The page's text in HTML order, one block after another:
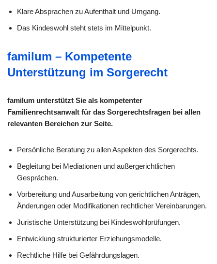
Klare Absprachen zu Aufenthalt und Umgang.
Das Kindeswohl steht stets im Mittelpunkt.
familum – Kompetente
Unterstützung im Sorgerecht
familum unterstützt Sie als kompetenter
Familienrechtsanwalt für das Sorgerechtsfragen bei allen
relevanten Bereichen zur Seite.
Persönliche Beratung zu allen Aspekten des Sorgerechts.
Begleitung bei Mediationen und außergerichtlichen
Gesprächen.
Vorbereitung und Ausarbeitung von gerichtlichen Anträgen,
Änderungen oder Modifikationen rechtlicher Vereinbarungen.
Juristische Unterstützung bei Kindeswohlprüfungen.
Entwicklung strukturierter Erziehungsmodelle.
Rechtliche Hilfe bei Gefährdungslagen.